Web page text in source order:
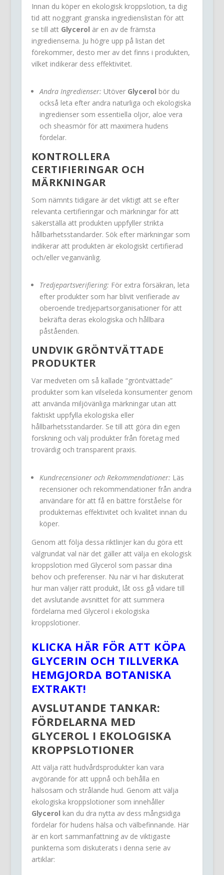
Innan du köper en ekologisk kroppslotion, ta dig
tid att noggrant granska ingredienslistan för att
se till att Glycerol är en av de främsta
ingredienserna. Ju högre upp på listan det
förekommer, desto mer av det finns i produkten,
vilket indikerar dess effektivitet.
Andra Ingredienser: Utöver Glycerol bör du
också leta efter andra naturliga och ekologiska
ingredienser som essentiella oljor, aloe vera
och sheasmör för att maximera hudens
fördelar.
KONTROLLERA
CERTIFIERINGAR OCH
MÄRKNINGAR
Som nämnts tidigare är det viktigt att se efter
relevanta certifieringar och märkningar för att
säkerställa att produkten uppfyller strikta
hållbarhetsstandarder. Sök efter märkningar som
indikerar att produkten är ekologiskt certifierad
och/eller veganvänlig.
Tredjepartsverifiering: För extra försäkran, leta
efter produkter som har blivit verifierade av
oberoende tredjepartsorganisationer för att
bekräfta deras ekologiska och hållbara
påståenden.
UNDVIK GRÖNTVÄTTADE
PRODUKTER
Var medveten om så kallade “gröntvättade”
produkter som kan vilseleda konsumenter genom
att använda miljövänliga märkningar utan att
faktiskt uppfylla ekologiska eller
hållbarhetsstandarder. Se till att göra din egen
forskning och välj produkter från företag med
trovärdig och transparent praxis.
Kundrecensioner och Rekommendationer: Läs
recensioner och rekommendationer från andra
användare för att få en bättre förståelse för
produkternas effektivitet och kvalitet innan du
köper.
Genom att följa dessa riktlinjer kan du göra ett
välgrundat val när det gäller att välja en ekologisk
kroppslotion med Glycerol som passar dina
behov och preferenser. Nu när vi har diskuterat
hur man väljer rätt produkt, låt oss gå vidare till
det avslutande avsnittet för att summera
fördelarna med Glycerol i ekologiska
kroppslotioner.
KLICKA HÄR FÖR ATT KÖPA
GLYCERIN OCH TILLVERKA
HEMGJORDA BOTANISKA
EXTRAKT!
AVSLUTANDE TANKAR:
FÖRDELARNA MED
GLYCEROL I EKOLOGISKA
KROPPSLOTIONER
Att välja rätt hudvårdsprodukter kan vara
avgörande för att uppnå och behålla en
hälsosam och strålande hud. Genom att välja
ekologiska kroppslotioner som innehåller
Glycerol kan du dra nytta av dess mångsidiga
fördelar för hudens hälsa och välbefinnande. Här
är en kort sammanfattning av de viktigaste
punkterna som diskuterats i denna serie av
artiklar: